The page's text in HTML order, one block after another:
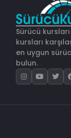
Sürücü
kursları
en uygun
bulun.